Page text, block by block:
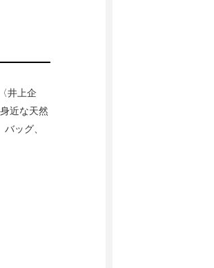
井上企
近な天然
ッグ、